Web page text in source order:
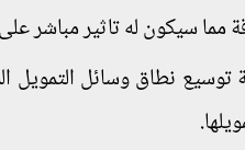
مما سيكون له تاثير مباشر
نطاق وسائل التمويل